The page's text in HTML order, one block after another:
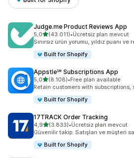
Judge.me Product Reviews App
5,05 yıldız üzerinden
(43.011)
toplam 43011 değerlendirme
•Ücretsiz plan mevcut
Sınırsız ürün yorumu, yıldız puanı ve
Built for Shopify
Appstle℠ Subscriptions App
5,05 yıldız üzerinden
(8.108)
toplam 8108 değerlendirme
•Free plan available
Retain customers with subscriptions,
Built for Shopify
17TRACK Order Tracking
4,95 yıldız üzerinden
(3.833)
toplam 3833 değerlendirme
•Ücretsiz plan mevcut
Güvenilir takip: Satışları ve müşteri
Built for Shopify